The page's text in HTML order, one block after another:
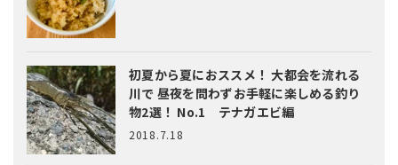
初夏から夏におススメ！ 大都会を流れる
川で 昼夜を問わずお手軽に楽しめる釣り
物2選！ No.1 テナガエビ編
2018.7.18